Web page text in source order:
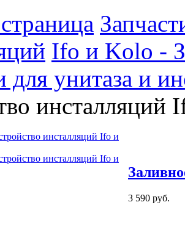
Ifo и Kolo -
для унитаза и
инсталляций
3 590 руб.